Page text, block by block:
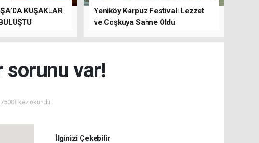
KUŞAKLAR
Yeniköy Karpuz Festivali Lezzet
ve Coşkuya Sahne Oldu
sorunu var!
kez okundu.
İlginizi Çekebilir